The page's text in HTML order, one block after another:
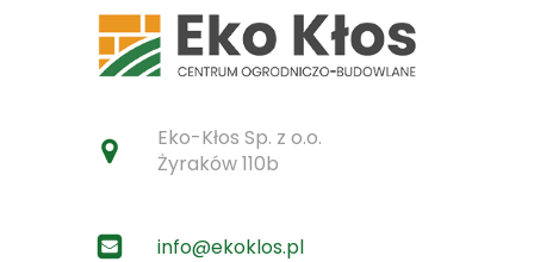
Eko-Kłos Sp. z o.o.
Żyraków 110b
info@ekoklos.pl